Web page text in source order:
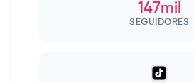
147mil
SEGUIDORES